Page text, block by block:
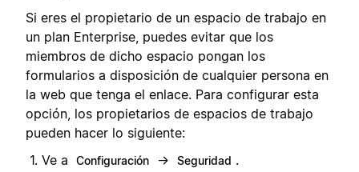
Si eres el propietario de un espacio de trabajo en
un plan Enterprise, puedes evitar que los
miembros de dicho espacio pongan los
formularios a disposición de cualquier persona en
la web que tenga el enlace. Para configurar esta
opción, los propietarios de espacios de trabajo
pueden hacer lo siguiente:
Ve a
Configuración → Seguridad .